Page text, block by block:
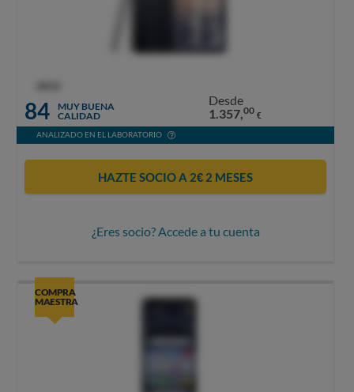
84
MUY BUENA
CALIDAD
Desde
1.357,00 €
ANALIZADO EN EL LABORATORIO
HAZTE SOCIO A 2€ 2 MESES
¿Eres socio? Accede a tu cuenta
COMPRA
MAESTRA